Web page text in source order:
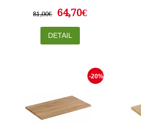
81,00€ 64,70€
DETAIL
-20%